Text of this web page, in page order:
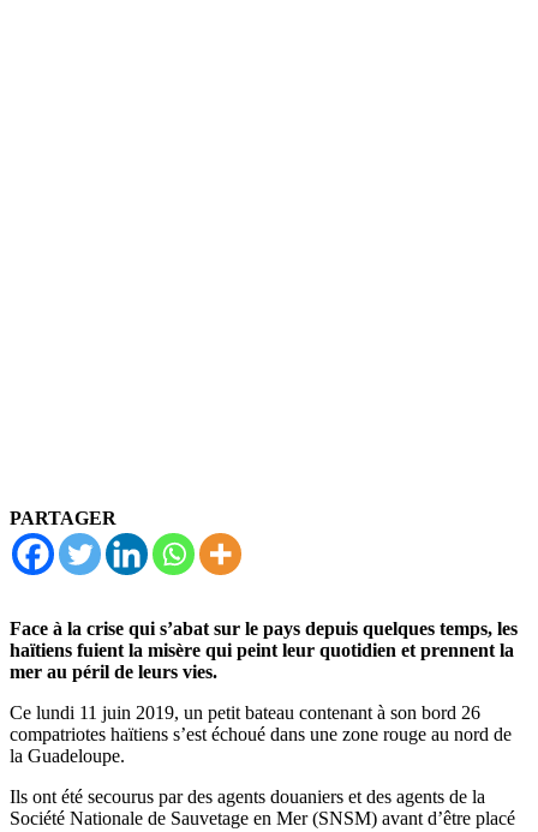
PARTAGER
Face à la crise qui s’abat sur le pays depuis quelques temps, les
haïtiens fuient la misère qui peint leur quotidien et prennent la
mer au péril de leurs vies.
Ce lundi 11 juin 2019, un petit bateau contenant à son bord 26
compatriotes haïtiens s’est échoué dans une zone rouge au nord de
la Guadeloupe.
Ils ont été secourus par des agents douaniers et des agents de la
Société Nationale de Sauvetage en Mer (SNSM) avant d’être placé